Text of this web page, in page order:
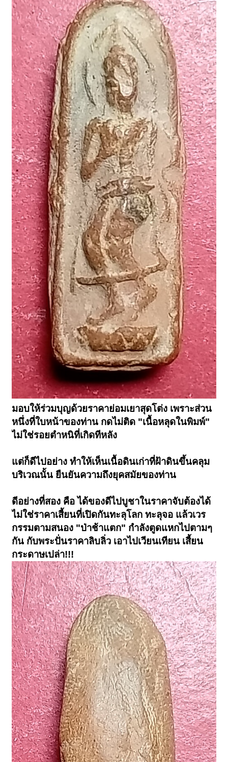
มอบให้ร่วมบุญด้วยราคาย่อมเยาสุดโต่ง เพราะส่วน
หนึ่งที่ใบหน้าของท่าน กดไม่ติด "เนื้อหลุดในพิมพ์"
ไม่ใช่รอยตำหนิที่เกิดทีหลัง
แต่ก็ดีไปอย่าง ทำให้เห็นเนื้อดินเก่าที่ฝ้าดินขึ้นคลุม
บริเวณนั้น ยืนยันความถึงยุคสมัยของท่าน
ดีอย่างที่สอง คือ ได้ของดีไปบูชาในราคาจับต้องได้
ไม่ใช่ราคาเสี้ยนที่เปิดกันทะลุโลก ทะลุจอ แล้วเวร
กรรมตามสนอง "ป่าช้าแตก" กำลังตูดแหกไปตามๆ
กัน กับพระปั่นราคาลิบลิ่ว เอาไปเวียนเทียน เสี้ยน
กระดาษเปล่า!!!